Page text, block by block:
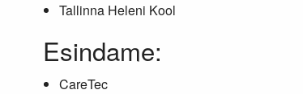
Tallinna Heleni Kool
Esindame:
CareTec